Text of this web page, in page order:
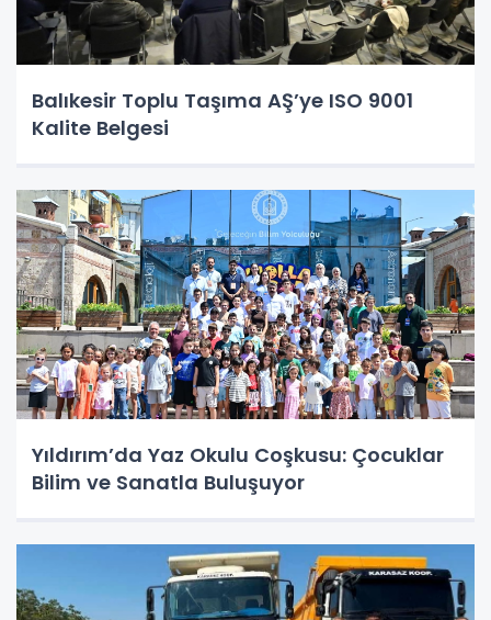
Balıkesir Toplu Taşıma AŞ’ye ISO 9001
Kalite Belgesi
Yıldırım’da Yaz Okulu Coşkusu: Çocuklar
Bilim ve Sanatla Buluşuyor